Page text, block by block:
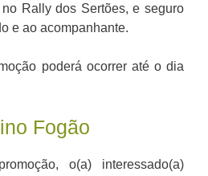
Rally dos Sertões, e seguro
e ao acompanhante.
poderá ocorrer até o dia
Fogão
o(a) interessado(a)